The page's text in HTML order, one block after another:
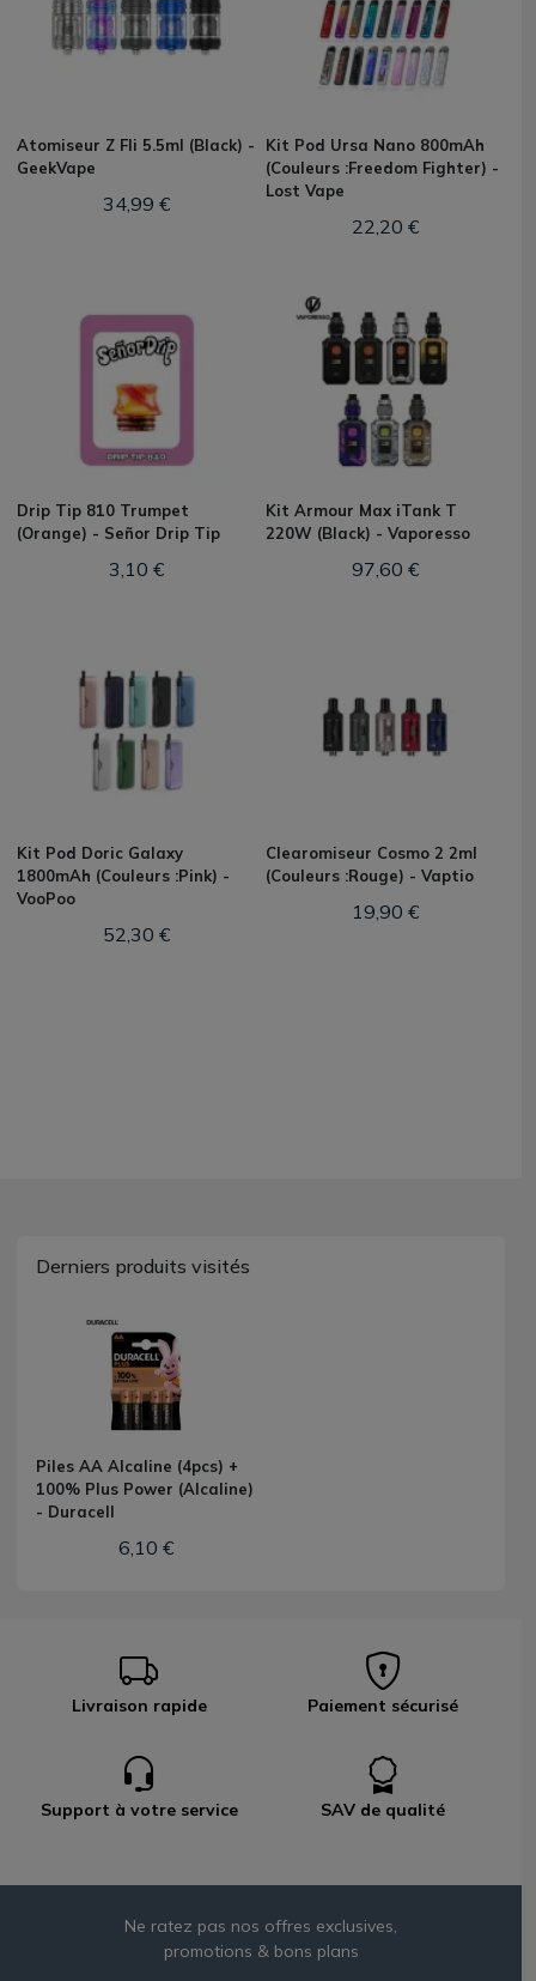
Atomiseur Z Fli 5.5ml (Black) -
GeekVape
34,99 €
Kit Pod Ursa Nano 800mAh
(Couleurs :Freedom Fighter) -
Lost Vape
22,20 €
Drip Tip 810 Trumpet
(Orange) - Señor Drip Tip
3,10 €
Kit Armour Max iTank T
220W (Black) - Vaporesso
97,60 €
Kit Pod Doric Galaxy
1800mAh (Couleurs :Pink) -
VooPoo
52,30 €
Clearomiseur Cosmo 2 2ml
(Couleurs :Rouge) - Vaptio
19,90 €
Derniers produits visités
Piles AA Alcaline (4pcs) +
100% Plus Power (Alcaline)
- Duracell
6,10 €
Livraison rapide Paiement sécurisé
Support à votre service SAV de qualité
Ne ratez pas nos offres exclusives,
promotions & bons plans